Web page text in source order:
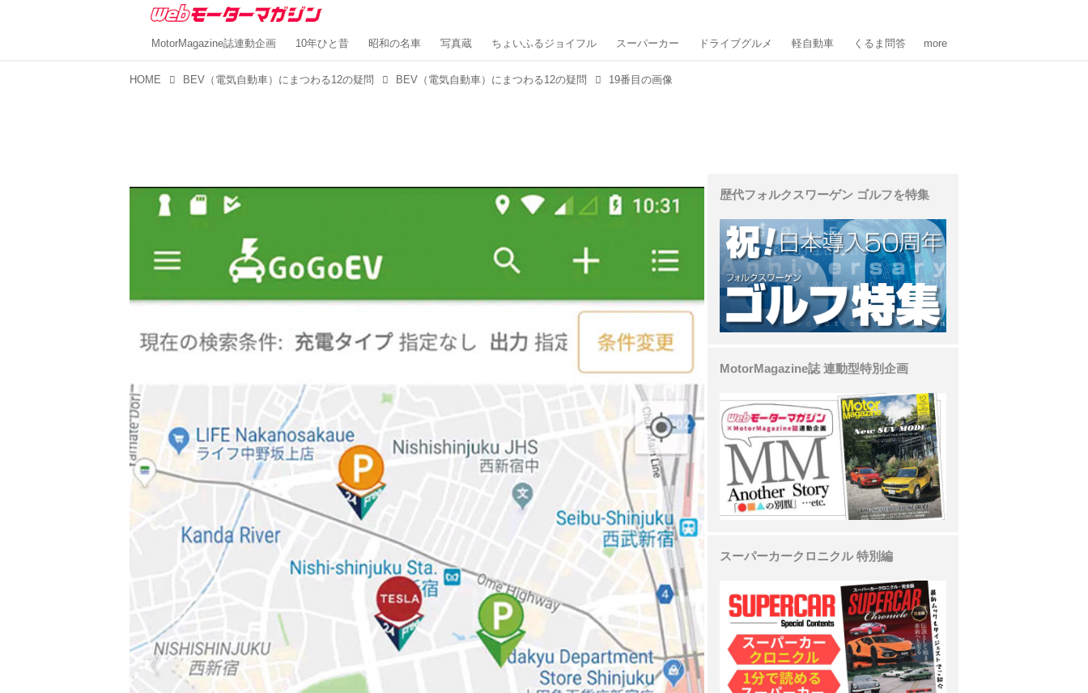
MotorMagazine誌連動企画 10年ひと昔 昭和の名車 写真蔵 ちょいふるジョイフル スーパーカー ドライブグルメ 軽自動車 くるま問答 more
HOME BEV（電気自動車）にまつわる12の疑問 BEV（電気自動車）にまつわる12の疑問 19番目の画像
歴代フォルクスワーゲン ゴルフを特集
MotorMagazine誌 連動型特別企画
スーパーカークロニクル 特別編